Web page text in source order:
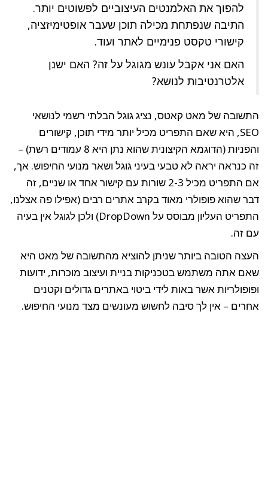
להפוך את האלמנטים העיצוביים לפשוטים יותר.
התיבה שנפתחת מכילה תוכן שעבר אופטימיזציה,
קישורי טקסט פנימיים לאתר ועוד.
האם אני אקבל עונש מגוגל על זה? האם ישנן
אלטרנטיבות לנושא?
התשובה של מאט קאטס, נציג גוגל הבלתי רשמי לנושאי
SEO, היא שאם התפריט מכיל יותר מידי תוכן, קישורים
והפניות (הדוגמא הקיצונית שהוא נתן היא 8 עמודים רשת) –
זה כנראה יראה לא טבעי בעיני גוגל ושאר מנועי החיפוש. אך,
אם התפריט מכיל 2-3 שורות עם קישור אחד או שניים, זה
דבר שהוא פופולרי מאוד בקרב אתרים רבים (אפילו פה אצלנו,
התפריט העליון מבוסס על DropDown) ולכן לגוגל אין בעיה
עם זה.
העצה הטובה ביותר שניתן להוציא מהתשובה של מאט היא
שאם אתה משתמש בטכניקות בניית ועיצוב מוכרות, ידועות
ופופולריות אשר באות לידי ביטוי באתרים גדולים וקטנים
אחרים – אין לך סיבה לחשוש מעונשים מצד מנועי החיפוש.